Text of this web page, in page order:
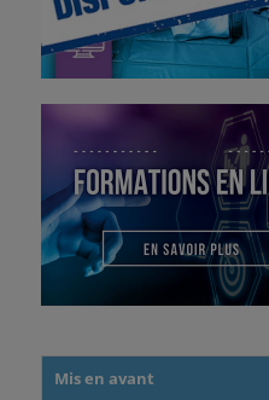
Mis en avant